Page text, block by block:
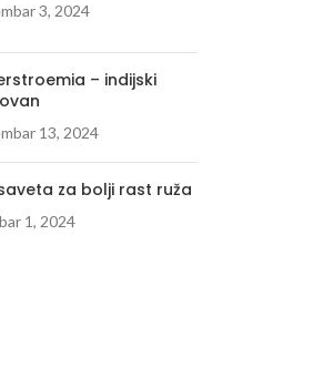
3, 2024
– indijski
13, 2024
za bolji rast ruža
1, 2024